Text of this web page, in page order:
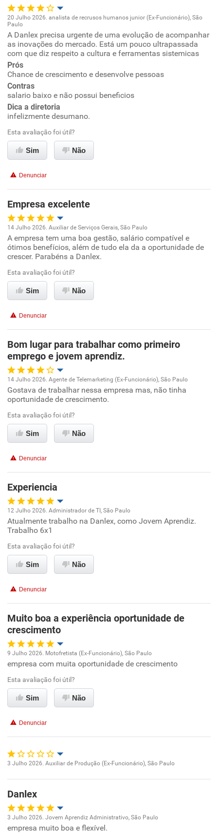
Oportunidade de promoção
Ambiente de trabalho
Conciliação com a vida familiar
Não recomenda a diretoria
20 Julho 2026. analista de recrusos humanos junior (Ex-Funcionário), São
Paulo
A Danlex precisa urgente de uma evolução de acompanhar
as inovações do mercado. Está um pouco ultrapassada
com que diz respeito a cultura e ferramentas sistemicas
Prós
Chance de crescimento e desenvolve pessoas
Contras
salario baixo e não possui beneficios
Dica a diretoria
infelizmente desumano.
Esta avaliação foi útil?
Sim Não
Denunciar
Empresa excelente
Oportunidade de promoção
Conciliação com a vida familiar
Recomenda a diretoria
14 Julho 2026. Auxiliar de Serviços Gerais, São Paulo
A empresa tem uma boa gestão, salário compatível e
ótimos benefícios, além de tudo ela da a oportunidade de
crescer. Parabéns a Danlex.
Esta avaliação foi útil?
Sim Não
Denunciar
Bom lugar para trabalhar como primeiro
emprego e jovem aprendiz.
Oportunidade de promoção
Ambiente de trabalho
Conciliação com a vida familiar
Recomenda esta empresa
14 Julho 2026. Agente de Telemarketing (Ex-Funcionário), São Paulo
Gostava de trabalhar nessa empresa mas, não tinha
oportunidade de crescimento.
Esta avaliação foi útil?
Sim Não
Denunciar
Experiencia
Oportunidade de promoção
Ambiente de trabalho
Conciliação com a vida familiar
Recomenda esta empresa
12 Julho 2026. Administrador de TI, São Paulo
Atualmente trabalho na Danlex, como Jovem Aprendiz.
Trabalho 6x1
Esta avaliação foi útil?
Sim Não
Denunciar
Muito boa a experiência oportunidade de
crescimento
Oportunidade de promoção
Ambiente de trabalho
Benefícios
Recomenda esta empresa
9 Julho 2026. Motofretista (Ex-Funcionário), São Paulo
empresa com muita oportunidade de crescimento
Esta avaliação foi útil?
Sim Não
Denunciar
Ambiente de trabalho
Conciliação com a vida familiar
3 Julho 2026. Auxiliar de Produção (Ex-Funcionário), São Paulo
Danlex
Oportunidade de promoção
3 Julho 2026. Jovem Aprendiz Administrativo, São Paulo
empresa muito boa e flexível.